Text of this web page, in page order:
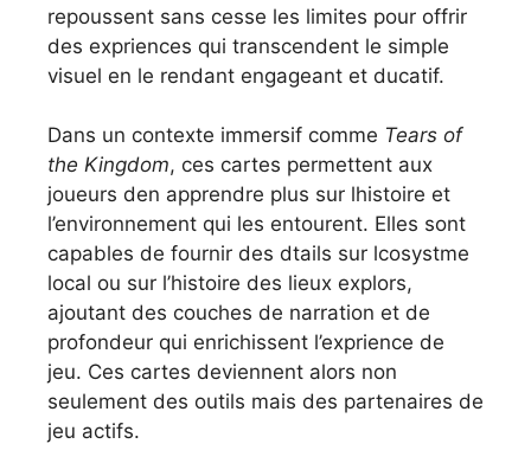
repoussent sans cesse les limites pour offrir
des expriences qui transcendent le simple
visuel en le rendant engageant et ducatif.
Dans un contexte immersif comme Tears of
the Kingdom, ces cartes permettent aux
joueurs den apprendre plus sur lhistoire et
l’environnement qui les entourent. Elles sont
capables de fournir des dtails sur lcosystme
local ou sur l’histoire des lieux explors,
ajoutant des couches de narration et de
profondeur qui enrichissent l’exprience de
jeu. Ces cartes deviennent alors non
seulement des outils mais des partenaires de
jeu actifs.